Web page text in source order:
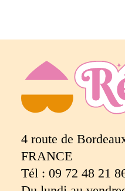
4 route de
FRANCE
Tél : 09 72 48 21